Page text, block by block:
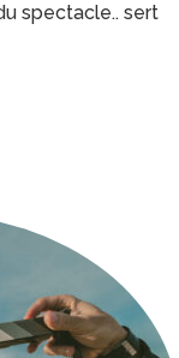
spectacle.. sert